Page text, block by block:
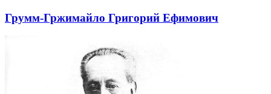
Грумм-Гржимайло Григорий Ефимович